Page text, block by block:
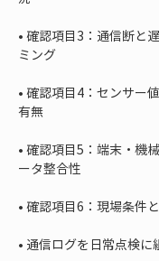
• 確認項目3：通信断と
• 確認項目4：センサー
• 確認項目5：端末・機
•
•